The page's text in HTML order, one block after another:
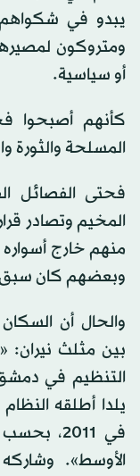
يبدو في
ومتروكون
أو سياسية.
كأنهم أصبحوا
المسلحة والثورة
فحتى الفصائل
المخيم وتصادر
منهم خارج
وبعضهم كان سبق
والحال أن
بين مثلث نيران:
التنظيم في
يلدا أطلقه
في 2011،
الأوسط».